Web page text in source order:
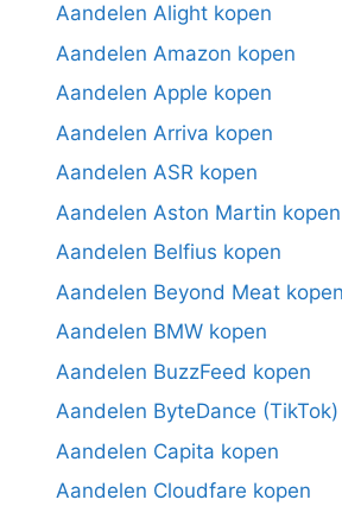
Aandelen Alight kopen
Aandelen Amazon kopen
Aandelen Apple kopen
Aandelen Arriva kopen
Aandelen ASR kopen
Aandelen Aston Martin kopen
Aandelen Belfius kopen
Aandelen Beyond Meat kopen
Aandelen BMW kopen
Aandelen BuzzFeed kopen
Aandelen ByteDance
Aandelen Capita kopen
Aandelen Cloudfare kopen